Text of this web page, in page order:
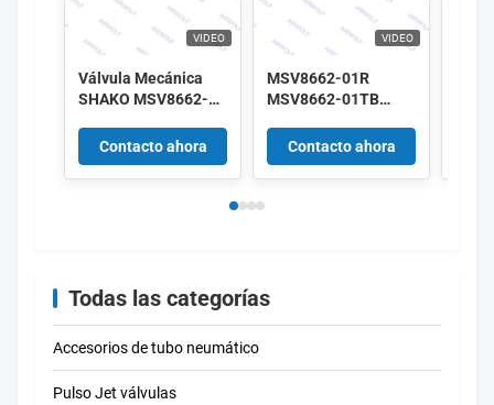
VIDEO
Válvula Mecánica
SHAKO MSV8662-
01PP MSV8662-
01PPL MSV8662-
01EB 3/2 vías 1/8"
Contacto ahora
VIDEO
MSV8662-01R
MSV8662-01TB
MSV8662-01RL
Válvula Mecánica
SHAKO 3/2 vías 1/8"
Contacto ahora
Todas las categorías
Accesorios de tubo neumático
Pulso Jet válvulas